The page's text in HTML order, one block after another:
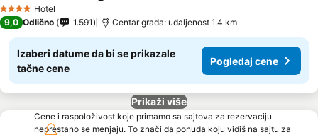
4 ZvezdiceHotel
9,0 Odlično 1.591 Centar grada: udaljenost 1.4 km
Izaberi datume da bi se prikazale
tačne cene
Pogledaj cene
Prikaži više
Cene i raspoloživost koje primamo sa sajtova za rezervaciju
neprestano se menjaju. To znači da ponuda koju vidiš na sajtu za